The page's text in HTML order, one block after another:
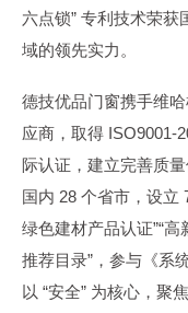
六点锁” 专利技术荣获
域的领先实力。
德技优品门窗携手维
应商，取得 ISO9001-
际认证，建立完善质
国内 28 个省市，设立
绿色建材产品认证”“
推荐目录”，参与《系
以 “安全” 为核心，聚